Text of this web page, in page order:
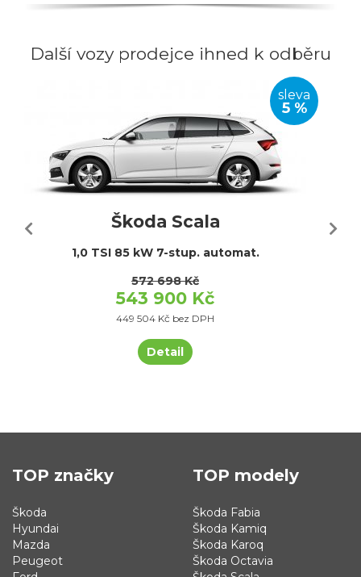
Další vozy prodejce ihned k odběru
sleva
5 %
Škoda Scala
1,0 TSI 85 kW 7-stup. automat.
572 698 Kč
543 900 Kč
449 504 Kč bez DPH
Detail
TOP značky
Škoda
Hyundai
Mazda
Peugeot
TOP modely
Škoda Fabia
Škoda Kamiq
Škoda Karoq
Škoda Octavia